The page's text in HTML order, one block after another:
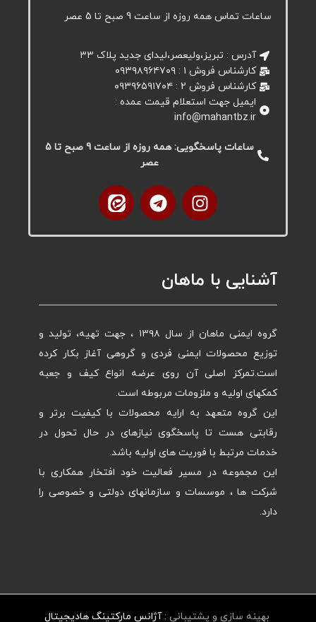
ساعات تماس همه روزه از ساعت 9 صبح تا 5 عصر
آدرس : تبریز،ولیعصر،لیدای جدید پلاک ۳۳
کارشناس فروش ۱ : ۰۹۳۹۸۹۶۴۷۰۹
کارشناس فروش 2 : ۰۹۳۹۶۵۹۱۷۰۴
ایمیل جهت استعلام قیمت عمده :
info@mahantbz.ir
ساعات پاسخگویی: همه روزه از ساعت 9 صبح تا 5
عصر
آشنایی با ماهان
گروه ایمنی ماهان از سال ۱۳۹۸ ، جهت تهیه، تولید و
توزیع محصولات ایمنی فردی و گروهی آغاز بکار کرده
است.تمرکز اصلی آن روی عرضه انواع کیف و جعبه
کمکهای اولیه و ملزومات مربوطه است.
این گروه متعهد به ارایه محصولات با کیفیت برتر و
رقابتی هست تا پاسخگوی نیازهای در حال تحول در
خدمات مرتبط با فوریت های اولیه باشد.
این مجموعه در مسیر فعالیت خود افتخار همکاری با
شرکت ها ، موسسات و سازمانهای دولتی و خصوصی را
دارد.
بهینه سازی و پشتیبانی : آژانس مارکتینگ هادیجیتال